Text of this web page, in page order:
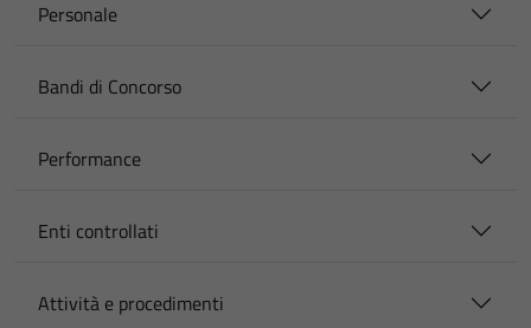
Personale
Bandi di Concorso
Performance
Enti controllati
Attività e procedimenti